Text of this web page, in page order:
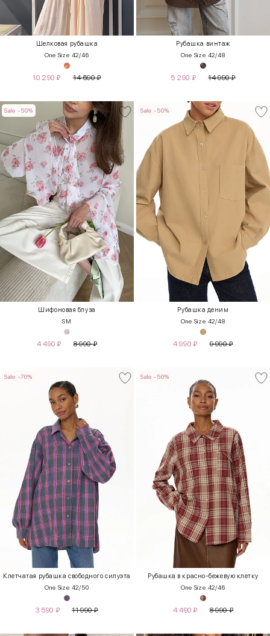
Шелковая рубашка
One Size 42/46
10 290 ₽ 14 590₽
Рубашка винтаж
One Size 42/48
5 290 ₽ 14 990₽
Sale -50%
Шифоновая блуза
SM
4 490 ₽ 8 990₽
Sale -50%
Рубашка деним
One Size 42/48
4 990 ₽ 9 990₽
Sale -70%
Клетчатая рубашка свободного силуэта
One Size 42/50
3 590 ₽ 11 990₽
Sale -50%
Рубашка в красно-бежевую клетку
One Size 42/46
4 490 ₽ 8 990₽